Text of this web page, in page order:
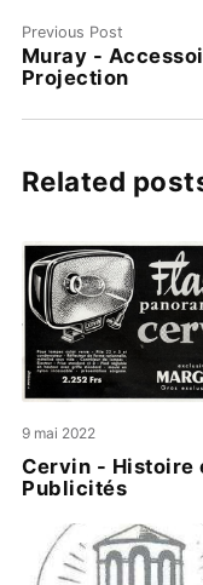
Previous Post
Muray -
Projection
Related
9 mai 2022
Cervin - Histoire
Publicités